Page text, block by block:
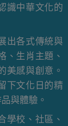
識中華文化的
出各式傳統與
、生肖主題、
美感與創意。
下文化日的精
與體驗。
學校、社區、